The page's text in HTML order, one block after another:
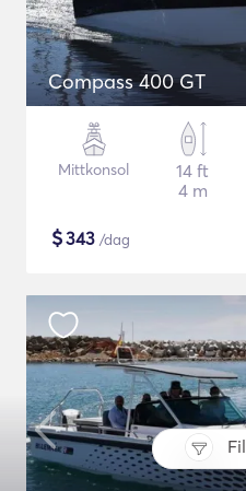
Compass 400 GT
Mittkonsol
14 ft
4 m
$343 /dag